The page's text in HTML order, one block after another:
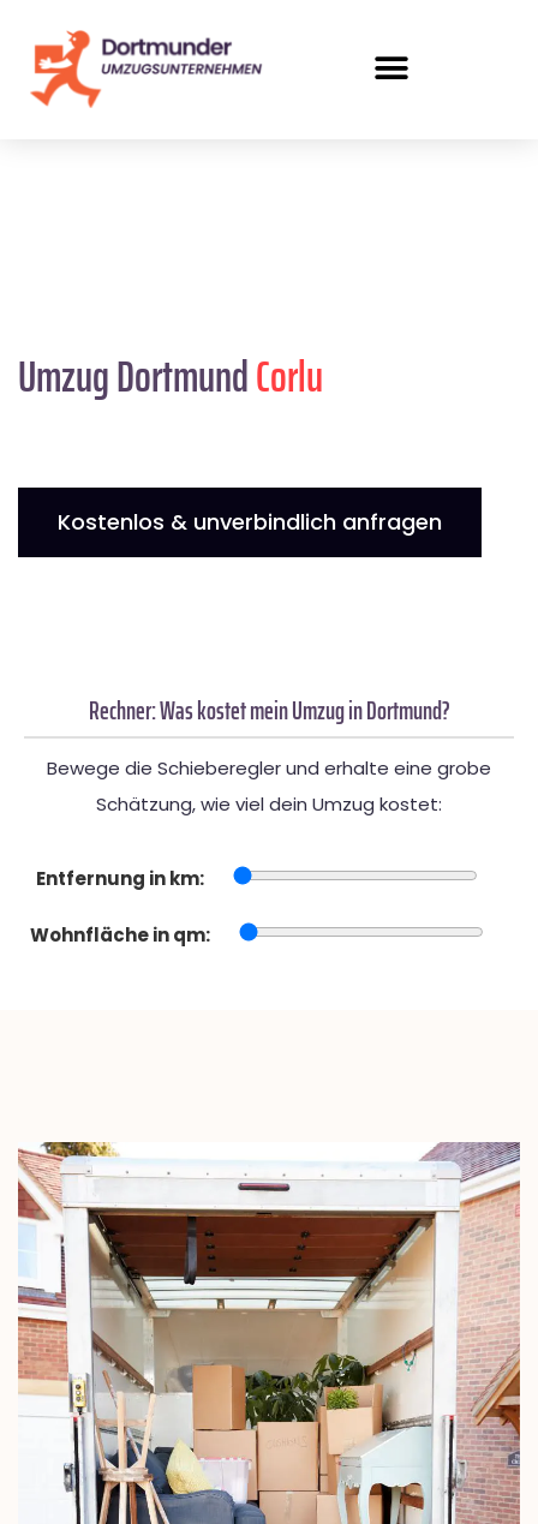
Umzug DortmundCorlu
Kostenlos & unverbindlich anfragen
Rechner: Was kostet mein Umzug in Dortmund?
Bewege die Schieberegler und erhalte eine grobe
Schätzung, wie viel dein Umzug kostet:
Entfernung in km:
Wohnfläche in qm: